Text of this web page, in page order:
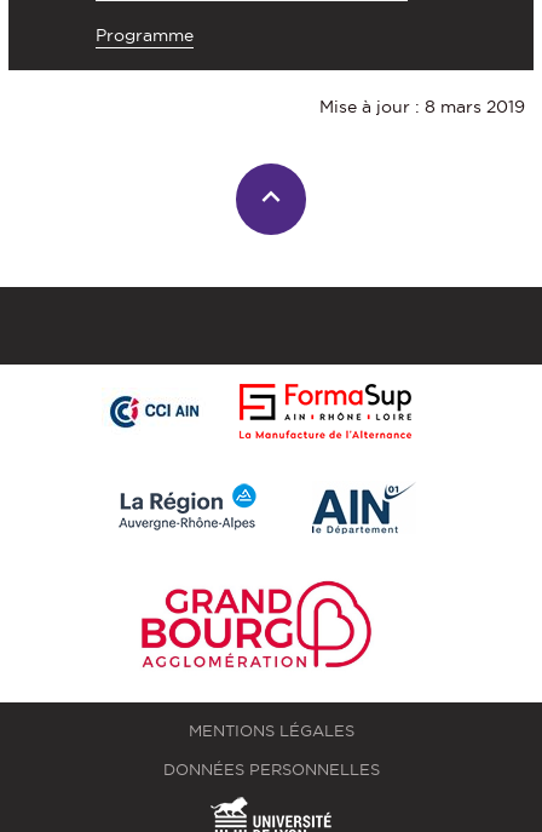
Programme
Mise à jour : 8 mars 2019
MENTIONS LÉGALES
DONNÉES PERSONNELLES